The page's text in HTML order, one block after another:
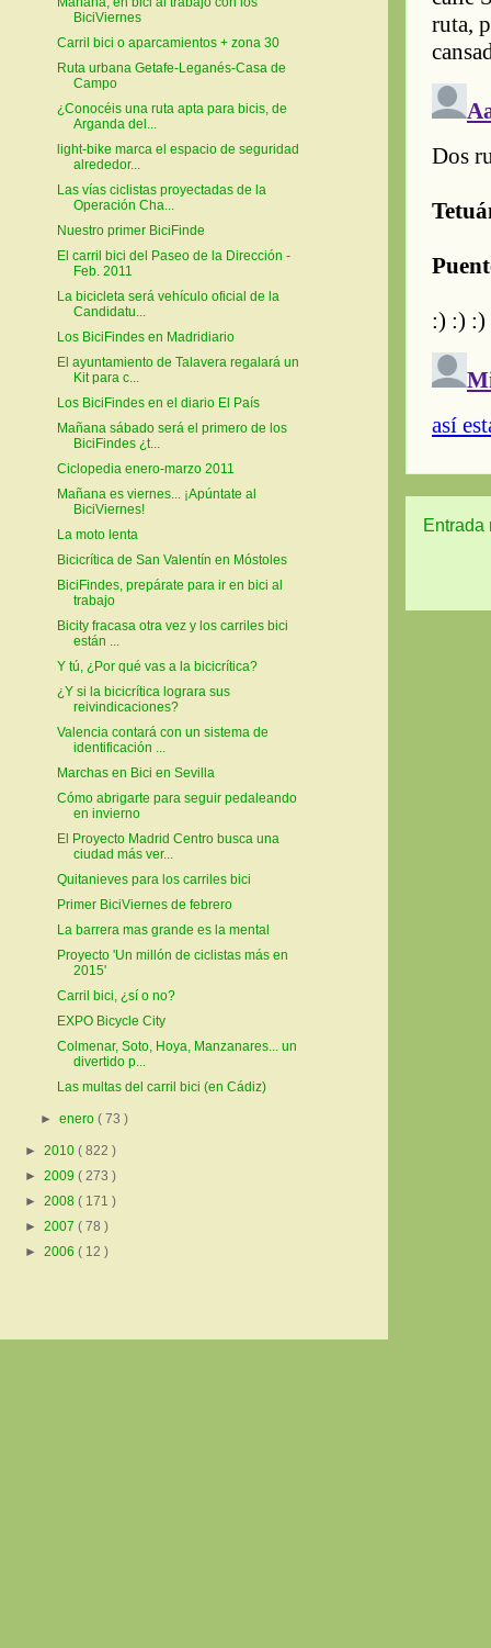
Entrada
BiciViernes
Carril bici o aparcamientos + zona 30
Ruta urbana Getafe-Leganés-Casa de
Campo
¿Conocéis una ruta apta para bicis, de
Arganda del...
light-bike marca el espacio de seguridad
alrededor...
Las vías ciclistas proyectadas de la
Operación Cha...
Nuestro primer BiciFinde
El carril bici del Paseo de la Dirección -
Feb. 2011
La bicicleta será vehículo oficial de la
Candidatu...
Los BiciFindes en Madridiario
El ayuntamiento de Talavera regalará un
Kit para c...
Los BiciFindes en el diario El País
Mañana sábado será el primero de los
BiciFindes ¿t...
Ciclopedia enero-marzo 2011
Mañana es viernes... ¡Apúntate al
BiciViernes!
La moto lenta
Bicicrítica de San Valentín en Móstoles
BiciFindes, prepárate para ir en bici al
trabajo
Bicity fracasa otra vez y los carriles bici
están ...
Y tú, ¿Por qué vas a la bicicrítica?
¿Y si la bicicrítica lograra sus
reivindicaciones?
Valencia contará con un sistema de
identificación ...
Marchas en Bici en Sevilla
Cómo abrigarte para seguir pedaleando
en invierno
El Proyecto Madrid Centro busca una
ciudad más ver...
Quitanieves para los carriles bici
Primer BiciViernes de febrero
La barrera mas grande es la mental
Proyecto 'Un millón de ciclistas más en
2015'
Carril bici, ¿sí o no?
EXPO Bicycle City
Colmenar, Soto, Hoya, Manzanares... un
divertido p...
Las multas del carril bici (en Cádiz)
►enero( 73 )
► 2010 ( 822 )
► 2009 ( 273 )
► 2008 ( 171 )
► 2007 ( 78 )
► 2006 ( 12 )